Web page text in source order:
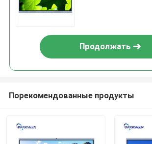
Продолжать
Порекомендованные продукты